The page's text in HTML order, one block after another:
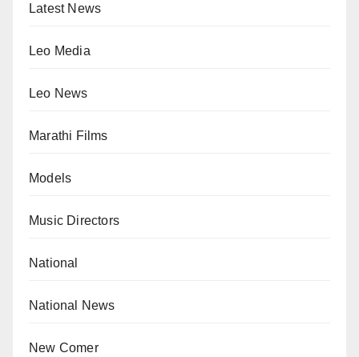
Latest News
Leo Media
Leo News
Marathi Films
Models
Music Directors
National
National News
New Comer